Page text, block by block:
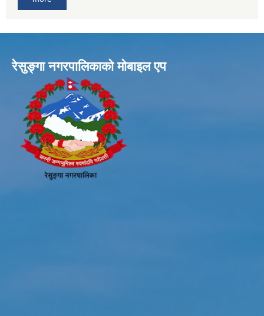
रेसुङ्गा नगरपालिकाकाे माेबाइल एप